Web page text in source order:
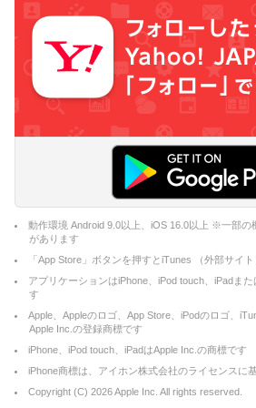
動作環境 Android 9.0以上、iOS 16.0以上 ※一部の
があります
「App Store」ボタンを押すとiTunes （外部サイ
アプリケーションはiPhone、iPod touch、iPadま
す
Apple、Appleのロゴ、App Store、iPodのロゴ、
Apple Inc.の登録商標です
iPhone、iPod touch、iPadはApple Inc.の商標です
iPhone商標は、アイホン株式会社のライセンスに
Copyright (C) 2026Apple Inc. All rights reserved.